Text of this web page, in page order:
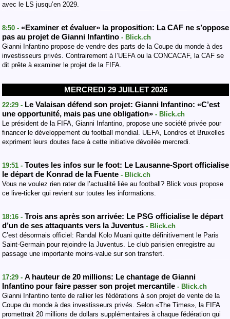
avec le LS jusqu’en 2029.
8:50 - «Examiner et évaluer» la proposition: La CAF ne s’oppose
pas au projet de Gianni Infantino - Blick.ch
Gianni Infantino propose de vendre des parts de la Coupe du monde à des
investisseurs privés. Contrairement à l’UEFA ou la CONCACAF, la CAF se
dit prête à examiner le projet de la FIFA.
MERCREDI 29 JUILLET 2026
22:29 - Le Valaisan défend son projet: Gianni Infantino: «C’est
une opportunité, mais pas une obligation» - Blick.ch
Le président de la FIFA, Gianni Infantino, propose une société privée pour
financer le développement du football mondial. UEFA, Londres et Bruxelles
expriment leurs doutes face à cette initiative dévoilée mercredi.
19:51 - Toutes les infos sur le foot: Le Lausanne-Sport officialise
le départ de Konrad de la Fuente - Blick.ch
Vous ne voulez rien rater de l’actualité liée au football? Blick vous propose
ce live-ticker qui revient sur toutes les informations.
18:16 - Trois ans après son arrivée: Le PSG officialise le départ
d’un de ses attaquants vers la Juventus - Blick.ch
C’est désormais officiel: Randal Kolo Muani quitte définitivement le Paris
Saint-Germain pour rejoindre la Juventus. Le club parisien enregistre au
passage une importante moins-value sur son transfert.
17:29 - A hauteur de 20 millions: Le chantage de Gianni
Infantino pour faire passer son projet mercantile - Blick.ch
Gianni Infantino tente de rallier les fédérations à son projet de vente de la
Coupe du monde à des investisseurs privés. Selon «The Times», la FIFA
promettrait 20 millions de dollars supplémentaires à chaque fédération qui